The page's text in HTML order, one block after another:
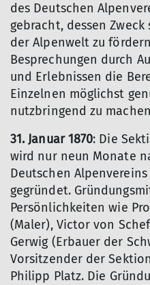
des Deutschen
gebracht, dessen
der Alpenwelt zu
Besprechungen durch
und Erlebnissen die
Einzelnen möglichst
nutzbringend zu
31. Januar 1870: Die
wird nur neun Monate
Deutschen
gegründet.
Persönlichkeiten wie
(Maler), Victor von
Gerwig (Erbauer der
Vorsitzender der
Philipp Platz. Die